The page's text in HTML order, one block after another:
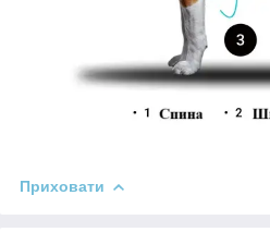
Приховати